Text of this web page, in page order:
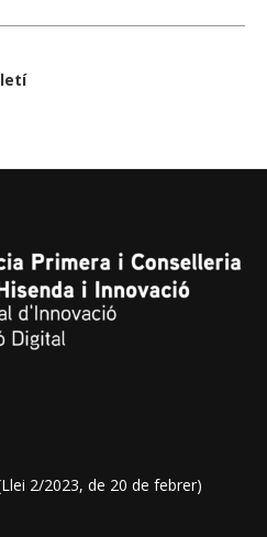
2/2023, de 20 de febrer)